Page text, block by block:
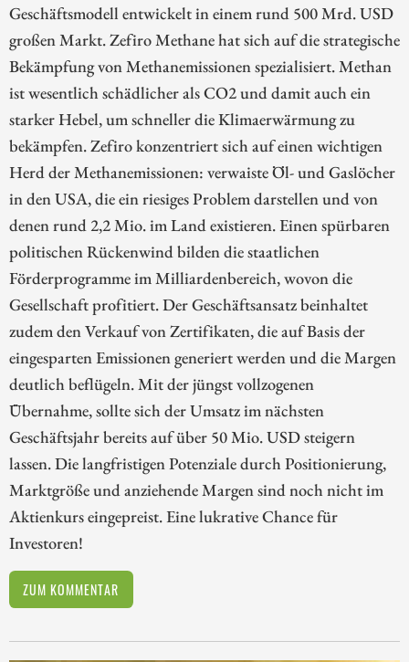
Geschäftsmodell entwickelt in einem rund 500 Mrd. USD
großen Markt. Zefiro Methane hat sich auf die strategische
Bekämpfung von Methanemissionen spezialisiert. Methan
ist wesentlich schädlicher als CO2 und damit auch ein
starker Hebel, um schneller die Klimaerwärmung zu
bekämpfen. Zefiro konzentriert sich auf einen wichtigen
Herd der Methanemissionen: verwaiste Öl- und Gaslöcher
in den USA, die ein riesiges Problem darstellen und von
denen rund 2,2 Mio. im Land existieren. Einen spürbaren
politischen Rückenwind bilden die staatlichen
Förderprogramme im Milliardenbereich, wovon die
Gesellschaft profitiert. Der Geschäftsansatz beinhaltet
zudem den Verkauf von Zertifikaten, die auf Basis der
eingesparten Emissionen generiert werden und die Margen
deutlich beflügeln. Mit der jüngst vollzogenen
Übernahme, sollte sich der Umsatz im nächsten
Geschäftsjahr bereits auf über 50 Mio. USD steigern
lassen. Die langfristigen Potenziale durch Positionierung,
Marktgröße und anziehende Margen sind noch nicht im
Aktienkurs eingepreist. Eine lukrative Chance für
Investoren!
ZUM KOMMENTAR